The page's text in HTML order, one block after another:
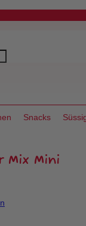
Snacks
Mix Mini